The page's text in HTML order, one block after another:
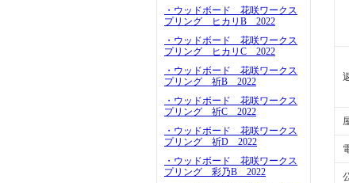
・ウッドボード 花咲ワークス
プリング ヒカリB 2022
・ウッドボード 花咲ワークス
プリング ヒカリC 2022
・ウッドボード 花咲ワークス
プリング 祈B 2022
・ウッドボード 花咲ワークス
プリング 祈C 2022
・ウッドボード 花咲ワークス
プリング 祈D 2022
・ウッドボード 花咲ワークス
プリング 彩乃B 2022